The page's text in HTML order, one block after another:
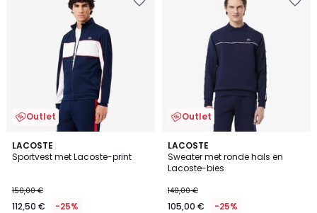
Outlet
LACOSTE
Sportvest met Lacoste-print
150,00 €
112,50 € -25%
Outlet
LACOSTE
Sweater met ronde hals en
Lacoste-bies
140,00 €
105,00 € -25%